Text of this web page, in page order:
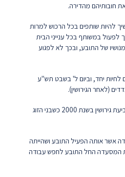
חובותיהם מהדירה.
להיות שותפים בכל הרכוש למרות
לפעול במשותף בכל ענייני הבית
של התובע, ובכך לא לפגוע
לחיות יחד, וביום ל' בשבט תש"ע
האיש הוכיח כי מעולם לא הוגשה תביעת גירושין בשנת 2000 כשבני הזוג
נסגרה המסעדה אשר אותה הפעיל התובע ושהייתה
המסעדה החל התובע לחפש עבודה